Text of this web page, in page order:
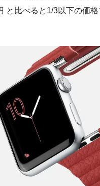
と比べると1/3以下の価